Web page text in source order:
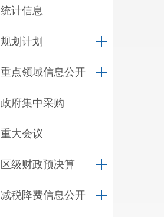
统计信息
规划计划
重点领域信息公开
政府集中采购
重大会议
区级财政预决算
减税降费信息公开